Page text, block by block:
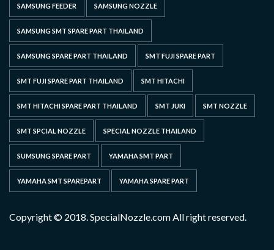
SAMSUNG FEEDER SAMSUNG NOZZLE
SAMSUNG SMT SPARE PART THAILAND
SAMSUNG SPARE PART THAILAND SMT FUJI SPARE PART
SMT FUJI SPARE PART THAILAND SMT HITACHI
SMT HITACHI SPARE PART THAILAND SMT JUKI SMT NOZZLE
SMT SPCIAL NOZZLE SPECIAL NOZZLE THAILAND
SUMSUNG SPARE PART YAMAHA SMT PART
YAMAHA SMT SPAREPART YAMAHA SPARE PART
Copyright © 2018. SpecialNozzle.com All right reserved.